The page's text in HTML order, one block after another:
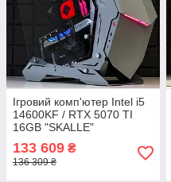
Ігровий комп'ютер Intel i5
14600KF / RTX 5070 TI
16GB "SKALLE"
133 609 ₴
136 309 ₴